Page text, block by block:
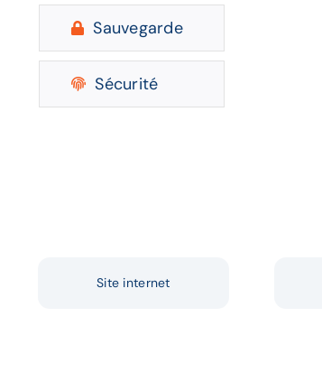
Sauvegarde
Sécurité
Site internet